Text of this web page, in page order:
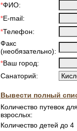
*ФИО:
*E-mail:
*Телефон:
Факс
(необязательно):
*Ваш город:
Санаторий:
Вывести полный
Количество путевок
взрослых:
Количество детей до 4